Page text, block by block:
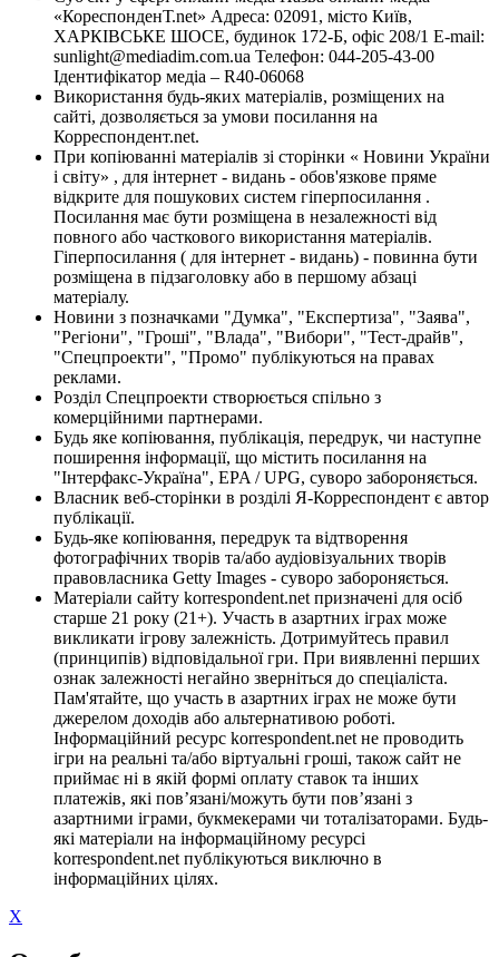
«КореспонденТ.net» Адреса: 02091, місто Київ,
ХАРКІВСЬКЕ ШОСЕ, будинок 172-Б, офіс 208/1 E-mail:
sunlight@mediadim.com.ua Телефон: 044-205-43-00
Ідентифікатор медіа – R40-06068
Використання будь-яких матеріалів, розміщених на
сайті, дозволяється за умови посилання на
Корреспондент.net.
При копіюванні матеріалів зі сторінки « Новини України
і світу» , для інтернет - видань - обов'язкове пряме
відкрите для пошукових систем гіперпосилання .
Посилання має бути розміщена в незалежності від
повного або часткового використання матеріалів.
Гіперпосилання ( для інтернет - видань) - повинна бути
розміщена в підзаголовку або в першому абзаці
матеріалу.
Новини з позначками "Думка", "Експертиза", "Заява",
"Регіони", "Гроші", "Влада", "Вибори", "Тест-драйв",
"Спецпроекти", "Промо" публікуються на правах
реклами.
Розділ Спецпроекти створюється спільно з
комерційними партнерами.
Будь яке копіювання, публікація, передрук, чи наступне
поширення інформації, що містить посилання на
"Інтерфакс-Україна", EPA / UPG, суворо забороняється.
Власник веб-сторінки в розділі Я-Корреспондент є автор
публікації.
Будь-яке копіювання, передрук та відтворення
фотографічних творів та/або аудіовізуальних творів
правовласника Getty Images - суворо забороняється.
Матеріали сайту korrespondent.net призначені для осіб
старше 21 року (21+). Участь в азартних іграх може
викликати ігрову залежність. Дотримуйтесь правил
(принципів) відповідальної гри. При виявленні перших
ознак залежності негайно зверніться до спеціаліста.
Пам'ятайте, що участь в азартних іграх не може бути
джерелом доходів або альтернативою роботі.
Інформаційний ресурс korrespondent.net не проводить
ігри на реальні та/або віртуальні гроші, також сайт не
приймає ні в якій формі оплату ставок та інших
платежів, які пов’язані/можуть бути пов’язані з
азартними іграми, букмекерами чи тоталізаторами. Будь-
які матеріали на інформаційному ресурсі
korrespondent.net публікуються виключно в
інформаційних цілях.
X